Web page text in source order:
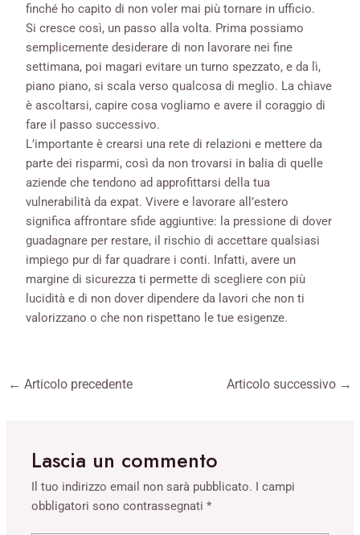
finché ho capito di non voler mai più tornare in ufficio.
Si cresce così, un passo alla volta. Prima possiamo
semplicemente desiderare di non lavorare nei fine
settimana, poi magari evitare un turno spezzato, e da lì,
piano piano, si scala verso qualcosa di meglio. La chiave
è ascoltarsi, capire cosa vogliamo e avere il coraggio di
fare il passo successivo.
L’importante è crearsi una rete di relazioni e mettere da
parte dei risparmi, così da non trovarsi in balia di quelle
aziende che tendono ad approfittarsi della tua
vulnerabilità da expat. Vivere e lavorare all’estero
significa affrontare sfide aggiuntive: la pressione di dover
guadagnare per restare, il rischio di accettare qualsiasi
impiego pur di far quadrare i conti. Infatti, avere un
margine di sicurezza ti permette di scegliere con più
lucidità e di non dover dipendere da lavori che non ti
valorizzano o che non rispettano le tue esigenze.
← Articolo precedente Articolo successivo →
Lascia un commento
Il tuo indirizzo email non sarà pubblicato. I campi
obbligatori sono contrassegnati*